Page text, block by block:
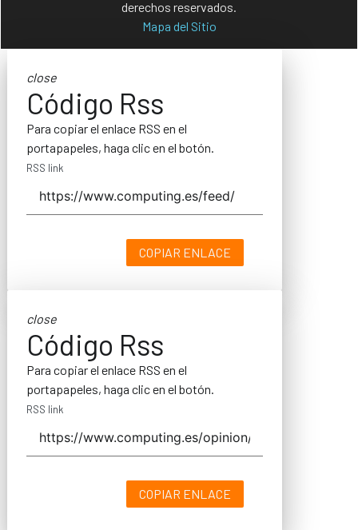
derechos reservados.
Mapa del Sitio
close
Código Rss
Para copiar el enlace RSS en el
portapapeles, haga clic en el botón.
RSS link
COPIAR ENLACE
close
Código Rss
Para copiar el enlace RSS en el
portapapeles, haga clic en el botón.
RSS link
COPIAR ENLACE